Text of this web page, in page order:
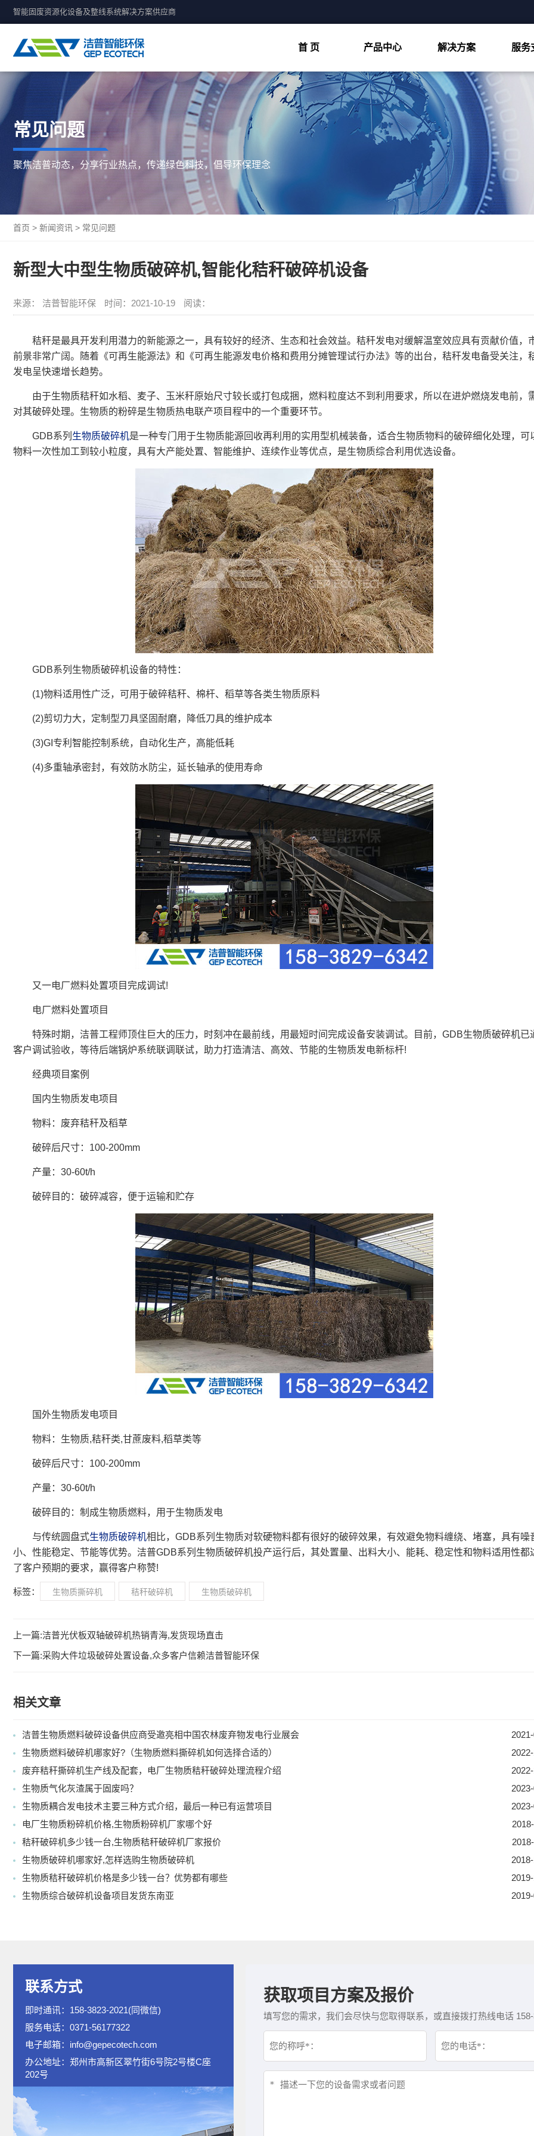
智能固废资源化设备及整线系统解决方案供应商
首 页 产品中心
双轴撕碎机
细破碎机
粗破碎机
解决方案
物料处置
客户案例
视频中心
服务
常见问题
聚焦洁普动态，分享行业热点，传递绿色科技，倡导环保理念
首页 > 新闻资讯 > 常见问题
新型大中型生物质破碎机,智能化秸秆破碎机设备
来源： 洁普智能环保 时间：2021-10-19 阅读：
秸秆是最具开发利用潜力的新能源之一，具有较好的经济、生态和社会效益。秸秆发电对缓解温室效应具有贡献价值，
前景非常广阔。随着《可再生能源法》和《可再生能源发电价格和费用分摊管理试行办法》等的出台，秸秆发电备受关注，
发电呈快速增长趋势。
由于生物质秸秆如水稻、麦子、玉米秆原始尺寸较长或打包成捆，燃料粒度达不到利用要求，所以在进炉燃烧发电前，
对其破碎处理。生物质的粉碎是生物质热电联产项目程中的一个重要环节。
GDB系列 生物质破碎机是一种专门用于生物质能源回收再利用的实用型机械装备，适合生物质物料的破碎细化处理，可
物料一次性加工到较小粒度，具有大产能处置、智能维护、连续作业等优点，是生物质综合利用优选设备。
GDB系列生物质破碎机设备的特性：
(1)物料适用性广泛，可用于破碎秸秆、棉杆、稻草等各类生物质原料
(2)剪切力大，定制型刀具坚固耐磨，降低刀具的维护成本
(3)GI专利智能控制系统，自动化生产，高能低耗
(4)多重轴承密封，有效防水防尘，延长轴承的使用寿命
又一电厂燃料处置项目完成调试!
电厂燃料处置项目
特殊时期，洁普工程师顶住巨大的压力，时刻冲在最前线，用最短时间完成设备安装调试。目前，GDB生物质破碎机已
客户调试验收，等待后端锅炉系统联调联试，助力打造清洁、高效、节能的生物质发电新标杆!
经典项目案例
国内生物质发电项目
物料：废弃秸秆及稻草
破碎后尺寸：100-200mm
产量：30-60t/h
破碎目的：破碎减容，便于运输和贮存
国外生物质发电项目
物料：生物质,秸秆类,甘蔗废料,稻草类等
破碎后尺寸：100-200mm
产量：30-60t/h
破碎目的：制成生物质燃料，用于生物质发电
与传统圆盘式生物质破碎机相比，GDB系列生物质对软硬物料都有很好的破碎效果，有效避免物料缠绕、堵塞，具有噪
小、性能稳定、节能等优势。洁普GDB系列生物质破碎机投产运行后，其处置量、出料大小、能耗、稳定性和物料适用性都
了客户预期的要求，赢得客户称赞!
标签： 生物质撕碎机 秸秆破碎机 生物质破碎机
上一篇:洁普光伏板双轴破碎机热销青海,发货现场直击
下一篇:采购大件垃圾破碎处置设备,众多客户信赖洁普智能环保
相关文章
洁普生物质燃料破碎设备供应商受邀亮相中国农林废弃物发电行业展会
生物质燃料破碎机哪家好?（生物质燃料撕碎机如何选择合适的）
废弃秸秆撕碎机生产线及配套，电厂生物质秸秆破碎处理流程介绍
生物质气化灰渣属于固废吗？
生物质耦合发电技术主要三种方式介绍，最后一种已有运营项目
电厂生物质粉碎机价格,生物质粉碎机厂家哪个好
秸秆破碎机多少钱一台,生物质秸秆破碎机厂家报价
生物质破碎机哪家好,怎样选购生物质破碎机
生物质秸秆破碎机价格是多少钱一台？优势都有哪些
生物质综合破碎机设备项目发货东南亚
联系方式
即时通讯：158-3823-2021(同微信)
服务电话：0371-56177322
电子邮箱：info@gepecotech.com
办公地址：郑州市高新区翠竹街6号院2号楼C座
202号
获取项目方案及报价
填写您的需求，我们会尽快与您取得联系，或直接拨打热线电话 158-